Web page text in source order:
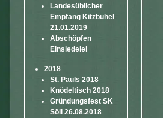
Landesüblicher
Empfang Kitzbühel
21.01.2019
Abschöpfen
Einsiedelei
2018
St. Pauls 2018
Knödeltisch 2018
Gründungsfest SK
Söll 26.08.2018